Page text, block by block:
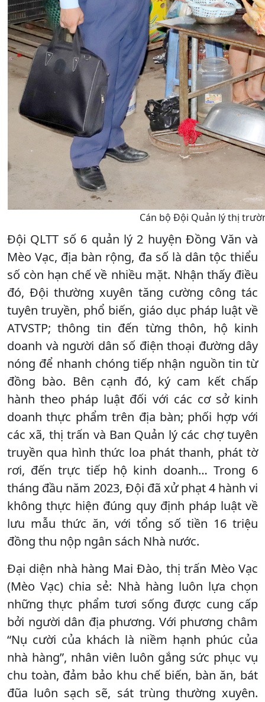
Cán bộ Đội Quản lý thị
Đội QLTT số 6 quản lý 2 huyện Đồng Văn và
Mèo Vạc, địa bàn rộng, đa số là dân tộc thiểu
số còn hạn chế về nhiều mặt. Nhận thấy điều
đó, Đội thường xuyên tăng cường công tác
tuyên truyền, phổ biến, giáo dục pháp luật về
ATVSTP; thông tin đến từng thôn, hộ kinh
doanh và người dân số điện thoại đường dây
nóng để nhanh chóng tiếp nhận nguồn tin từ
đồng bào. Bên cạnh đó, ký cam kết chấp
hành theo pháp luật đối với các cơ sở kinh
doanh thực phẩm trên địa bàn; phối hợp với
các xã, thị trấn và Ban Quản lý các chợ tuyên
truyền qua hình thức loa phát thanh, phát tờ
rơi, đến trực tiếp hộ kinh doanh… Trong 6
tháng đầu năm 2023, Đội đã xử phạt 4 hành vi
không thực hiện đúng quy định pháp luật về
lưu mẫu thức ăn, với tổng số tiền 16 triệu
đồng thu nộp ngân sách Nhà nước.
Đại diện nhà hàng Mai Đào, thị trấn Mèo Vạc
(Mèo Vạc) chia sẻ: Nhà hàng luôn lựa chọn
những thực phẩm tươi sống được cung cấp
bởi người dân địa phương. Với phương châm
“Nụ cười của khách là niềm hạnh phúc của
nhà hàng”, nhân viên luôn gắng sức phục vụ
chu toàn, đảm bảo khu chế biến, bàn ăn, bát
đũa luôn sạch sẽ, sát trùng thường xuyên.